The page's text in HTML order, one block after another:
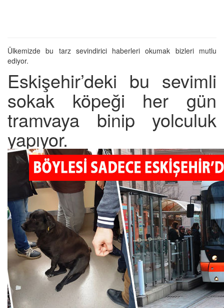
Ülkemizde bu tarz sevindirici haberleri okumak bizleri mutlu
ediyor.
Eskişehir’deki bu sevimli
sokak köpeği her gün
tramvaya binip yolculuk
yapıyor.